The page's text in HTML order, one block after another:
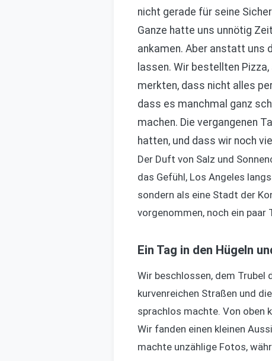
nicht gerade für seine
Ganze hatte uns unnötig
ankamen. Aber anstatt uns
lassen. Wir bestellten
merkten, dass nicht alles
dass es manchmal ganz
machen. Die vergangenen
hatten, und dass wir noch
Der Duft von Salz und
das Gefühl, Los Angeles
sondern als eine Stadt der
vorgenommen, noch ein paar
Ein Tag in den Hügeln
Wir beschlossen, dem Trubel
kurvenreichen Straßen und
sprachlos machte. Von oben
Wir fanden einen kleinen
machte unzählige Fotos,